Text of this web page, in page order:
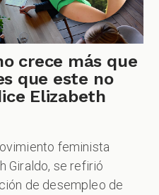
crece más que
que este no
Elizabeth
feminista
Giraldo, se refirió
de desempleo de